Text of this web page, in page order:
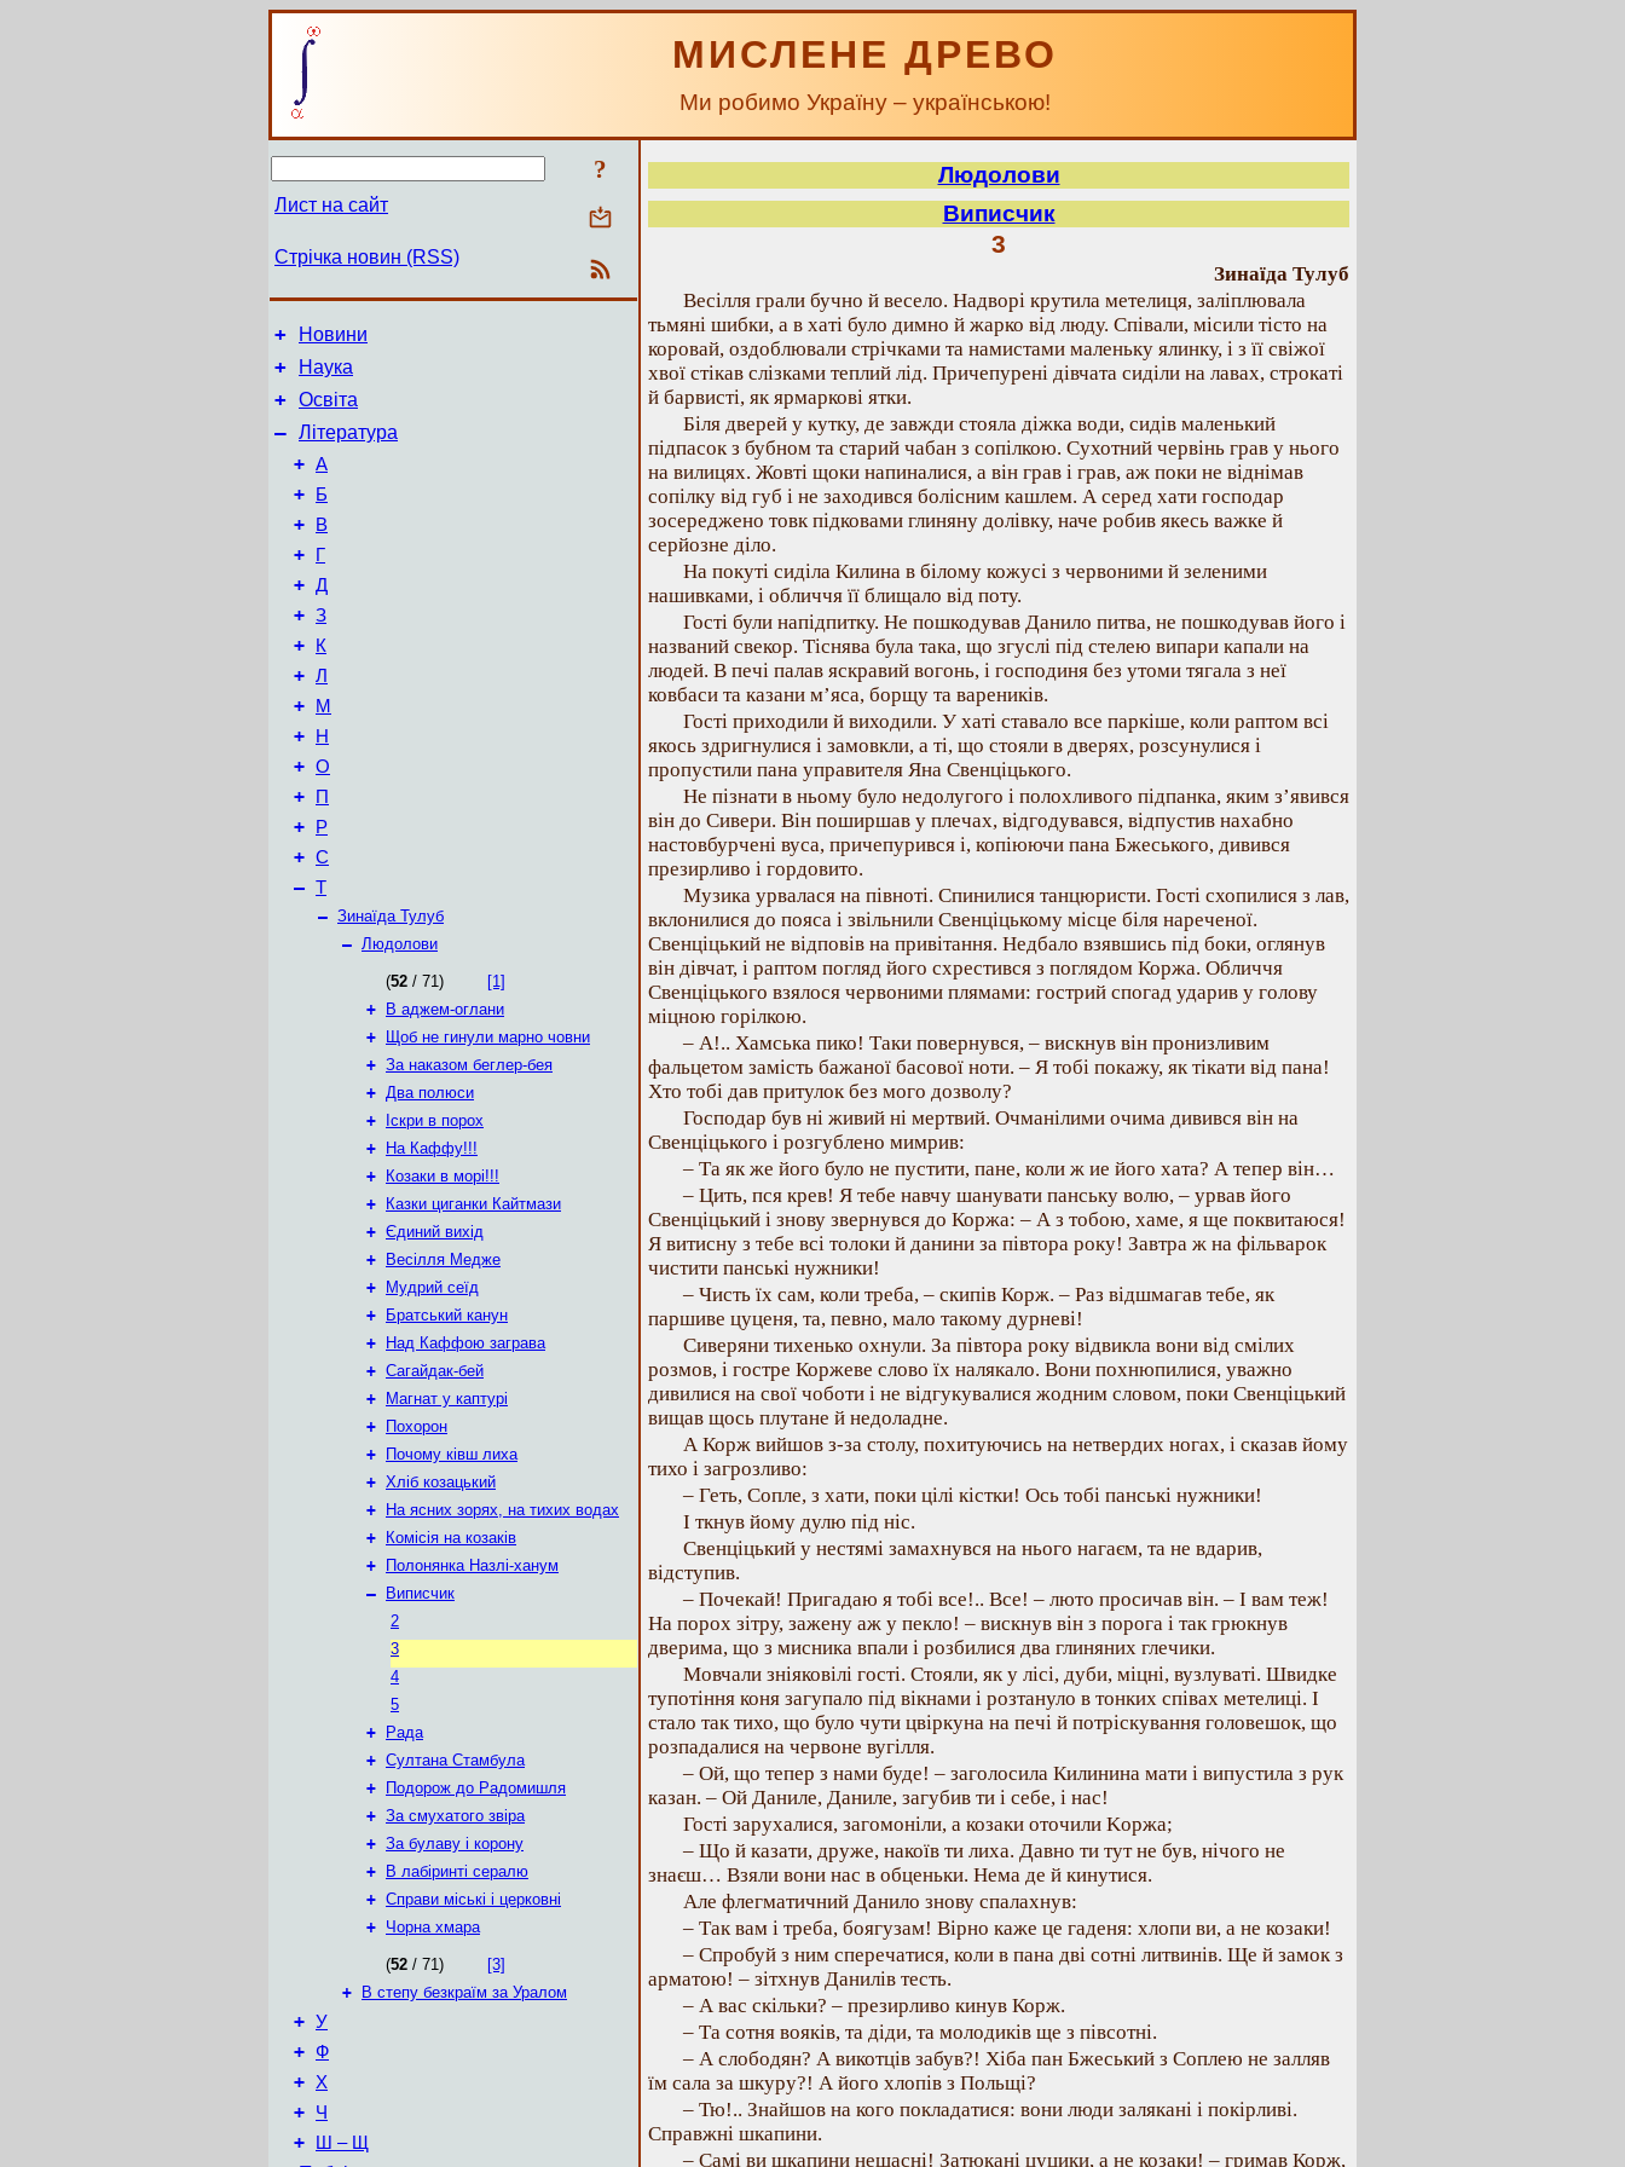
МИСЛЕНЕ ДРЕВО
Ми робимо Україну – українською!
?
Лист на сайт
Стрічка новин (RSS)
+ Новини
+ Наука
+ Освіта
– Література
+ А
+ Б
+ В
+ Г
+ Д
+ З
+ К
+ Л
+ М
+ Н
+ О
+ П
+ Р
+ С
– Т
– Зинаїда Тулуб
– Людолови
(52 / 71)
[1]
+
В аджем-оглани
+
Щоб не гинули марно човни
+ За наказом беглер-бея
+ Два полюси
+
Іскри в порох
+
На Каффу!!!
+
Козаки в морі!!!
+
Казки циганки Кайтмази
+ Єдиний вихід
+
Весілля Медже
+
Мудрий сеїд
+
Братський канун
+
Над Каффою заграва
+ Сагайдак-бей
+
Магнат у каптурі
+
Похорон
+
Почому ківш лиха
+ Хліб козацький
+
На ясних зорях, на тихих водах
+
Комісія на козаків
+
Полонянка Назлі-ханум
–
Виписчик
2
3
4
5
+
Рада
+ Султана Стамбула
+
Подорож до Радомишля
+ За смухатого звіра
+ За булаву і корону
+
В лабіринті сералю
+ Справи міські і церковні
+ Чорна хмара
(52 / 71)
[3]
+
В степу безкраїм за Уралом
+ У
+ Ф
+ Х
+ Ч
+ Ш – Щ
Людолови
Виписчик
3
Зинаїда Тулуб
Весілля грали бучно й весело. Надворі крутила метелиця, заліплювала
тьмяні шибки, а в хаті було димно й жарко від люду. Співали, місили тісто на
коровай, оздоблювали стрічками та намистами маленьку ялинку, і з її свіжої
хвої стікав слізками теплий лід. Причепурені дівчата сиділи на лавах, строкаті
й барвисті, як ярмаркові ятки.
Біля дверей у кутку, де завжди стояла діжка води, сидів маленький
підпасок з бубном та старий чабан з сопілкою. Сухотний червінь грав у нього
на вилицях. Жовті щоки напиналися, а він грав і грав, аж поки не віднімав
сопілку від губ і не заходився болісним кашлем. А серед хати господар
зосереджено товк підковами глиняну долівку, наче робив якесь важке й
серйозне діло.
На покуті сиділа Килина в білому кожусі з червоними й зеленими
нашивками, і обличчя її блищало від поту.
Гості були напідпитку. Не пошкодував Данило питва, не пошкодував його і
названий свекор. Тіснява була така, що згуслі під стелею випари капали на
людей. В печі палав яскравий вогонь, і господиня без утоми тягала з неї
ковбаси та казани м’яса, борщу та вареників.
Гості приходили й виходили. У хаті ставало все паркіше, коли раптом всі
якось здригнулися і замовкли, а ті, що стояли в дверях, розсунулися і
пропустили пана управителя Яна Свенціцького.
Не пізнати в ньому було недолугого і полохливого підпанка, яким з’явився
він до Сивери. Він поширшав у плечах, відгодувався, відпустив нахабно
настовбурчені вуса, причепурився і, копіюючи пана Бжеського, дивився
презирливо і гордовито.
Музика урвалася на півноті. Спинилися танцюристи. Гості схопилися з лав,
вклонилися до пояса і звільнили Свенціцькому місце біля нареченої.
Свенціцький не відповів на привітання. Недбало взявшись під боки, оглянув
він дівчат, і раптом погляд його схрестився з поглядом Коржа. Обличчя
Свенціцького взялося червоними плямами: гострий спогад ударив у голову
міцною горілкою.
– А!.. Хамська пико! Таки повернувся, – вискнув він пронизливим
фальцетом замість бажаної басової ноти. – Я тобі покажу, як тікати від пана!
Хто тобі дав притулок без мого дозволу?
Господар був ні живий ні мертвий. Очманілими очима дивився він на
Свенціцького і розгублено мимрив:
– Та як же його було не пустити, пане, коли ж ие його хата? А тепер він…
– Цить, пся крев! Я тебе навчу шанувати панську волю, – урвав його
Свенціцький і знову звернувся до Коржа: – А з тобою, хаме, я ще поквитаюся!
Я витисну з тебе всі толоки й данини за півтора року! Завтра ж на фільварок
чистити панські нужники!
– Чисть їх сам, коли треба, – скипів Корж. – Раз відшмагав тебе, як
паршиве цуценя, та, певно, мало такому дурневі!
Сиверяни тихенько охнули. За півтора року відвикла вони від смілих
розмов, і гостре Коржеве слово їх налякало. Вони похнюпилися, уважно
дивилися на свої чоботи і не відгукувалися жодним словом, поки Свенціцький
вищав щось плутане й недоладне.
А Корж вийшов з-за столу, похитуючись на нетвердих ногах, і сказав йому
тихо і загрозливо:
– Геть, Сопле, з хати, поки цілі кістки! Ось тобі панські нужники!
І ткнув йому дулю під ніс.
Свенціцький у нестямі замахнувся на нього нагаєм, та не вдарив,
відступив.
– Почекай! Пригадаю я тобі все!.. Все! – люто просичав він. – І вам теж!
На порох зітру, зажену аж у пекло! – вискнув він з порога і так грюкнув
дверима, що з мисника впали і розбилися два глиняних глечики.
Мовчали зніяковілі гості. Стояли, як у лісі, дуби, міцні, вузлуваті. Швидке
тупотіння коня загупало під вікнами і розтануло в тонких співах метелиці. І
стало так тихо, що було чути цвіркуна на печі й потріскування головешок, що
розпадалися на червоне вугілля.
– Ой, що тепер з нами буде! – заголосила Килинина мати і випустила з рук
казан. – Ой Даниле, Даниле, загубив ти і себе, і нас!
Гості зарухалися, загомоніли, а козаки оточили Kopжа;
– Що й казати, друже, накоїв ти лиха. Давно ти тут не був, нічого не
знаєш… Взяли вони нас в обценьки. Нема де й кинутися.
Але флегматичний Данило знову спалахнув:
– Так вам і треба, боягузам! Вірно каже це гаденя: хлопи ви, а не козаки!
– Спробуй з ним сперечатися, коли в пана дві сотні литвинів. Ще й замок з
арматою! – зітхнув Данилів тесть.
– А вас скільки? – презирливо кинув Корж.
– Та сотня вояків, та діди, та молодиків ще з півсотні.
– А слободян? А викотців забув?! Хіба пан Бжеський з Соплею не залляв
їм сала за шкуру?! А його хлопів з Польщі?
– Тю!.. Знайшов на кого покладатися: вони люди залякані і покірливі.
Справжні шкапини.
– Самі ви шкапини нещасні! Затюкані цуцики, а не козаки! – гримав Корж,